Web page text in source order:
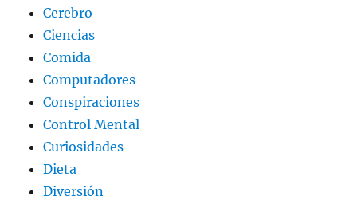
Cerebro
Ciencias
Comida
Computadores
Conspiraciones
Control Mental
Curiosidades
Dieta
Diversión